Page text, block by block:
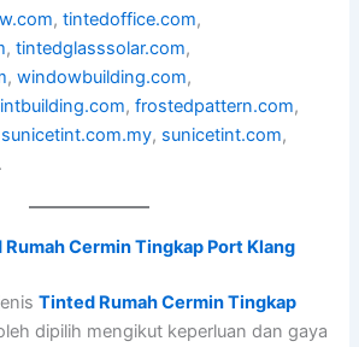
,tintedoffice.com,
,tintedglasssolar.com,
,windowbuilding.com,
,frostedpattern.com,
sunicetint.com.my, sunicetint.com,
.
Cermin Tingkap Port Klang
Tinted Rumah Cermin Tingkap
dipilih mengikut keperluan dan gaya